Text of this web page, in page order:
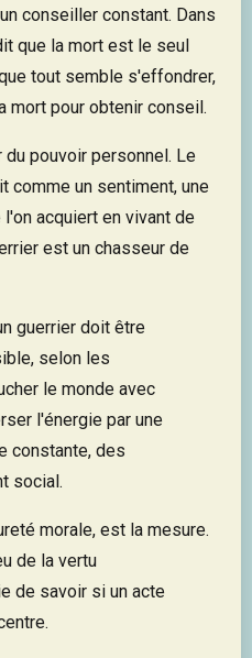
conseiller constant. Dans
que la mort est le seul
tout semble s'effondrer,
mort pour obtenir conseil.
pouvoir personnel. Le
comme un sentiment, une
acquiert en vivant de
est un chasseur de
guerrier doit être
selon les
le monde avec
l'énergie par une
constante, des
social.
morale, est la mesure.
de la vertu
de savoir si un acte